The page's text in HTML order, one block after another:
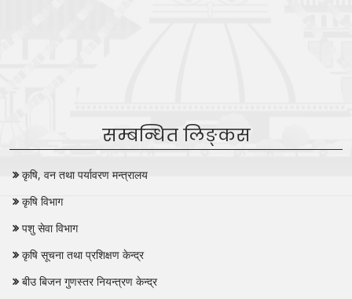
सम्बन्धित लिङ्कस
कृषि, वन तथा पर्यावरण मन्त्रालय
कृषि विभाग
पशु सेवा विभाग
कृषि सूचना तथा प्रशिक्षण केन्द्र
बीउ बिजन गुणस्तर नियन्त्रण केन्द्र